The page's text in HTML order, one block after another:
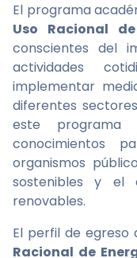
El programa
Uso Racional
conscientes del
actividades
implementar
diferentes
este programa
conocimientos
organismos
sostenibles y el
renovables.
El perfil de egreso
Racional de